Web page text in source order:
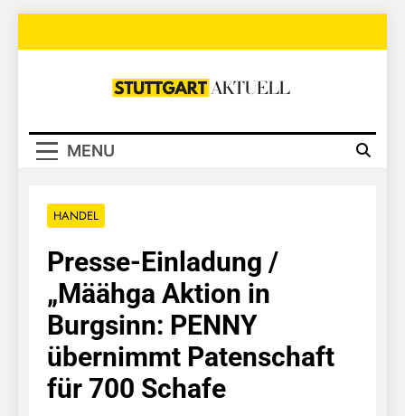
Stuttgart
MENU
HANDEL
Presse-Einladung /
„Määhga Aktion in
Burgsinn: PENNY
übernimmt Patenschaft
für 700 Schafe